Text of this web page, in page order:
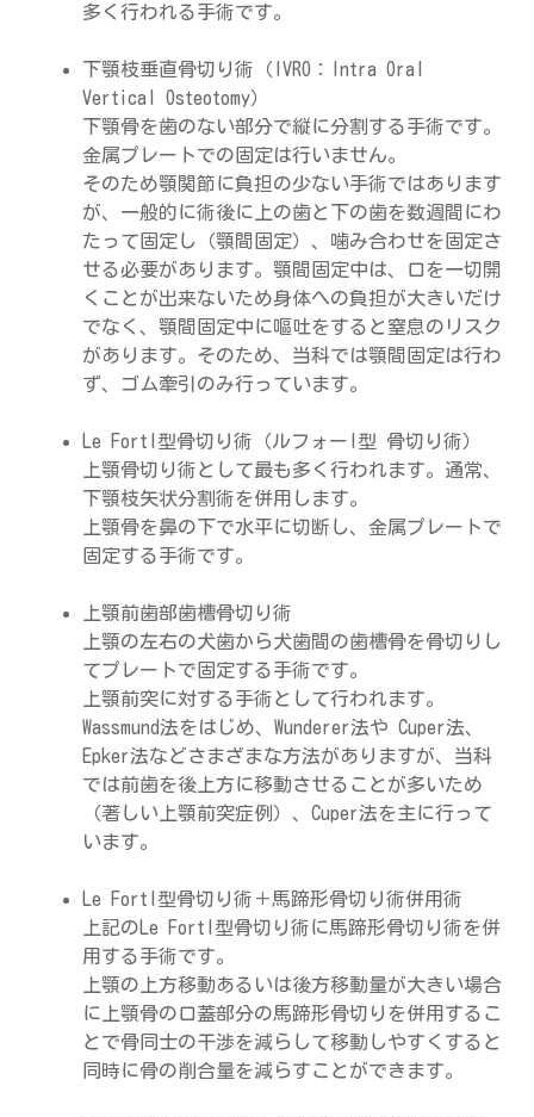
多く行われる手術です。
下顎枝垂直骨切り術（IVRO：Intra Oral
Vertical Osteotomy）
下顎骨を歯のない部分で縦に分割する手術です。
金属プレートでの固定は行いません。
そのため顎関節に負担の少ない手術ではあります
が、一般的に術後に上の歯と下の歯を数週間にわ
たって固定し（顎間固定）、噛み合わせを固定さ
せる必要があります。顎間固定中は、口を一切開
くことが出来ないため身体への負担が大きいだけ
でなく、顎間固定中に嘔吐をすると窒息のリスク
があります。そのため、当科では顎間固定は行わ
ず、ゴム牽引のみ行っています。
Le FortI型骨切り術（ルフォーI型 骨切り術）
上顎骨切り術として最も多く行われます。通常、
下顎枝矢状分割術を併用します。
上顎骨を鼻の下で水平に切断し、金属プレートで
固定する手術です。
上顎前歯部歯槽骨切り術
上顎の左右の犬歯から犬歯間の歯槽骨を骨切りし
てプレートで固定する手術です。
上顎前突に対する手術として行われます。
Wassmund法をはじめ、Wunderer法や Cuper法、
Epker法などさまざまな方法がありますが、当科
では前歯を後上方に移動させることが多いため
（著しい上顎前突症例）、Cuper法を主に行って
います。
Le FortI型骨切り術＋馬蹄形骨切り術併用術
上記のLe FortI型骨切り術に馬蹄形骨切り術を併
用する手術です。
上顎の上方移動あるいは後方移動量が大きい場合
に上顎骨の口蓋部分の馬蹄形骨切りを併用するこ
とで骨同士の干渉を減らして移動しやすくすると
同時に骨の削合量を減らすことができます。